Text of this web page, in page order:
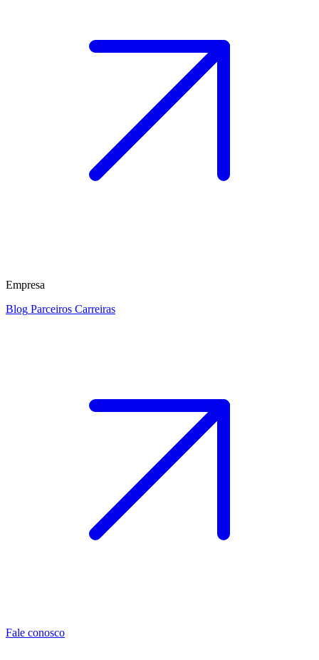
Empresa
Blog Parceiros Carreiras
Fale conosco